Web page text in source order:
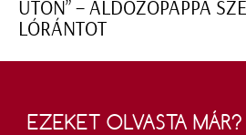
ÚTON” – ÁLDOZÓPAPPÁ
LÓRÁNTOT
EZEKET OLVASTA MÁR?